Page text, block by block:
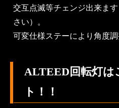
交互点滅等チェンジ出来ま
さい）。
可変仕様ステーにより角度調
ALTEED回転灯は
ト！！